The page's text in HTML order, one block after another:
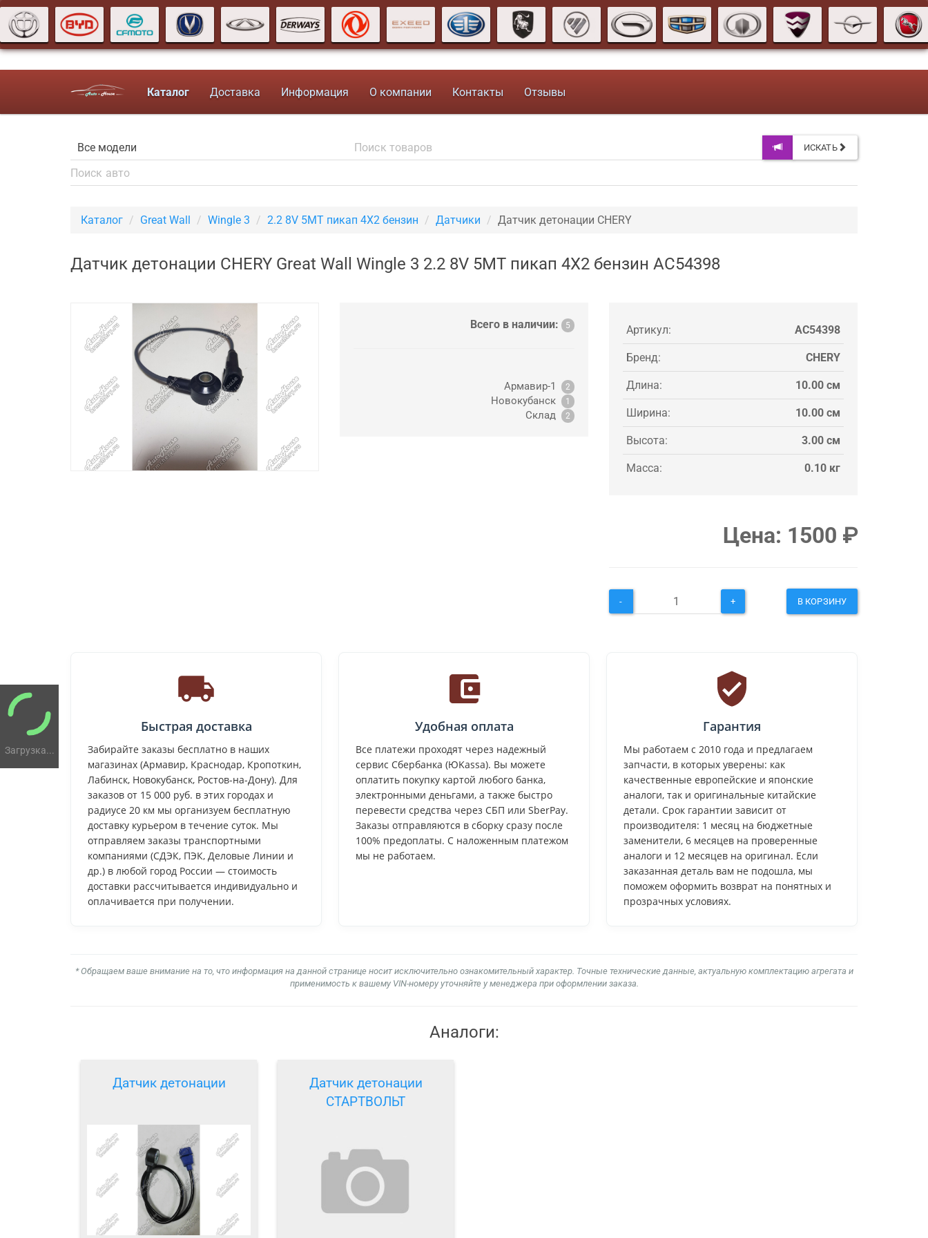
Загрузка...
Каталог Доставка Информация О компании Контакты Отзывы
ИСКАТЬ
Каталог Great Wall Wingle 3 2.2 8V 5MT пикап 4X2 бензин Датчики Датчик детонации CHERY
Датчик детонации CHERY Great Wall Wingle 3 2.2 8V 5MT пикап 4X2 бензин AC54398
Всего в наличии: 5
Армавир-1 2
Новокубанск 1
Склад 2
Артикул: AC54398
Бренд: CHERY
Длина: 10.00 см
Ширина: 10.00 см
Высота: 3.00 см
Масса: 0.10 кг
Цена: 1500 ₽
- + В КОРЗИНУ
Быстрая доставка
Забирайте заказы бесплатно в наших
магазинах (Армавир, Краснодар, Кропоткин,
Лабинск, Новокубанск, Ростов-на-Дону). Для
заказов от 15 000 руб. в этих городах и
радиусе 20 км мы организуем бесплатную
доставку курьером в течение суток. Мы
отправляем заказы транспортными
компаниями (СДЭК, ПЭК, Деловые Линии и
др.) в любой город России — стоимость
доставки рассчитывается индивидуально и
оплачивается при получении.
Удобная оплата
Все платежи проходят через надежный
сервис Сбербанка (ЮKassa). Вы можете
оплатить покупку картой любого банка,
электронными деньгами, а также быстро
перевести средства через СБП или SberPay.
Заказы отправляются в сборку сразу после
100% предоплаты. С наложенным платежом
мы не работаем.
Гарантия
Мы работаем с 2010 года и предлагаем
запчасти, в которых уверены: как
качественные европейские и японские
аналоги, так и оригинальные китайские
детали. Срок гарантии зависит от
производителя: 1 месяц на бюджетные
заменители, 6 месяцев на проверенные
аналоги и 12 месяцев на оригинал. Если
заказанная деталь вам не подошла, мы
поможем оформить возврат на понятных и
прозрачных условиях.
* Обращаем ваше внимание на то, что информация на данной странице носит исключительно ознакомительный характер. Точные технические данные, актуальную комплектацию агрегата и
применимость к вашему VIN-номеру уточняйте у менеджера при оформлении заказа.
Аналоги:
Датчик детонации
Датчик детонации
СТАРТВОЛЬТ